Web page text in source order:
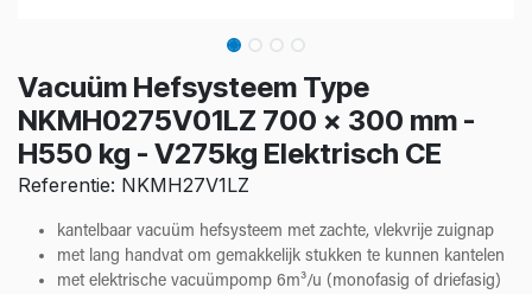
Vacuüm Hefsysteem Type
NKMH0275V01LZ 700 x 300 mm -
H550 kg - V275kg Elektrisch CE
Referentie: NKMH27V1LZ
kantelbaar vacuüm hefsysteem met zachte, vlekvrije zuignap
met lang handvat om gemakkelijk stukken te kunnen kantelen
met elektrische vacuümpomp 6m³/u (monofasig of driefasig)